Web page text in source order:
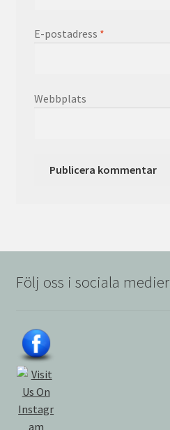
E-postadress *
Webbplats
Följ oss i sociala medier